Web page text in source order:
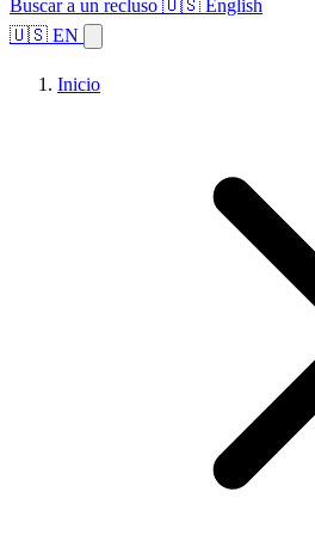
Buscar a un recluso 🇺🇸 English
🇺🇸 EN
Inicio